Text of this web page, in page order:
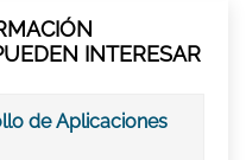
INTERESAR
de Aplicaciones